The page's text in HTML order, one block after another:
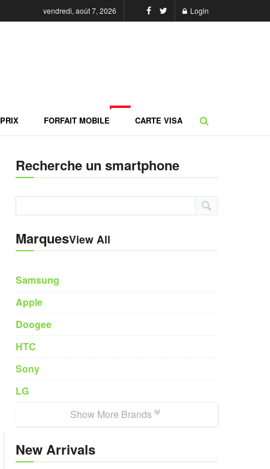
vendredi, août 7, 2026 Login
PRIX FORFAIT MOBILE CARTE VISA
Recherche un smartphone
MarquesView All
Samsung
Apple
Doogee
HTC
Sony
LG
Show More Brands
New Arrivals